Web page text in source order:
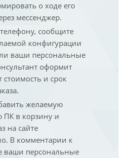
о ходе его
мессенджер.
сообщите
конфигурации
ваши персональные
оформит
стоимость и срок
желаемую
ПК в корзину и
на сайте
В комментарии к
ваши персональные